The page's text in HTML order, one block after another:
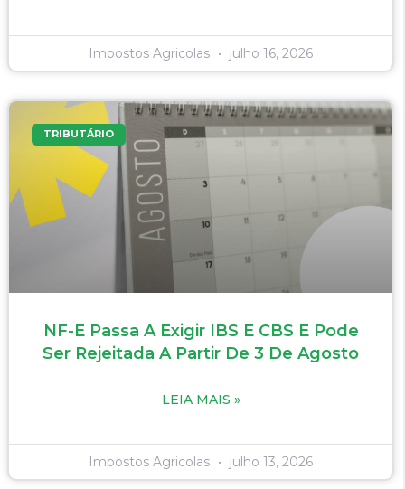
Impostos Agricolas julho 16, 2026
TRIBUTÁRIO
NF-E Passa A Exigir IBS E CBS E Pode
Ser Rejeitada A Partir De 3 De Agosto
LEIA MAIS »
Impostos Agricolas julho 13, 2026